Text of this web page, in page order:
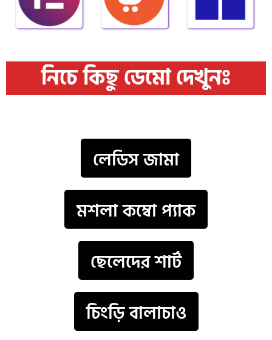
নিচে কিছু ডেমো দেখুনঃ
লেডিস জামা
মশলা কম্বো প্যাক
ছেলেদের শার্ট
চিংড়ি বালাচাও